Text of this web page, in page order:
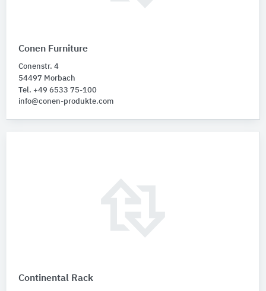
Conen Furniture
Conenstr. 4
54497 Morbach
Tel. +49 6533 75-100
info@conen-produkte.com
Continental Rack